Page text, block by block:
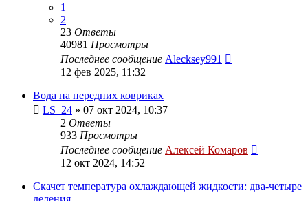
1
2
23 Ответы
40981 Просмотры
Последнее сообщение Alecksey991
12 фев 2025, 11:32
Вода на передних ковриках
LS_24 » 07 окт 2024, 10:37
2 Ответы
933 Просмотры
Последнее сообщение Алексей Комаров
12 окт 2024, 14:52
Скачет температура охлаждающей жидкости: два-четыре
деления